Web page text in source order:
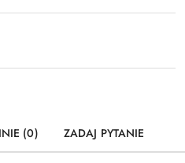
(0) ZADAJ PYTANIE